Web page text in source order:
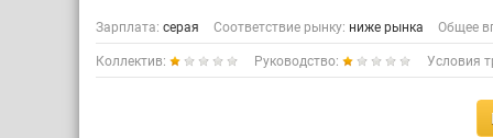
Зарплата: серая Соответствие рынку: ниже рынка Общее
Коллектив: Руководство: Условия